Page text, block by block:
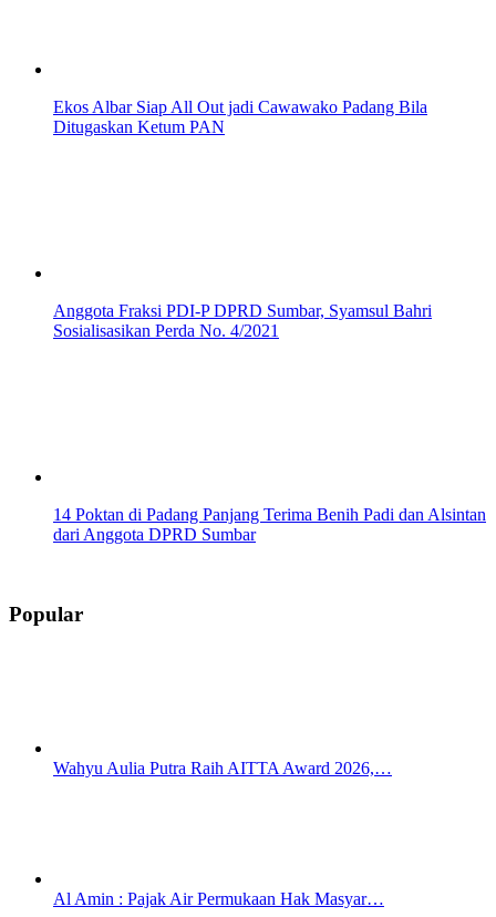
Ekos Albar Siap All Out jadi Cawawako Padang Bila
Ditugaskan Ketum PAN
Anggota Fraksi PDI-P DPRD Sumbar, Syamsul Bahri
Sosialisasikan Perda No. 4/2021
14 Poktan di Padang Panjang Terima Benih Padi dan Alsintan
dari Anggota DPRD Sumbar
Popular
Wahyu Aulia Putra Raih AITTA Award 2026,…
Al Amin : Pajak Air Permukaan Hak Masyar…